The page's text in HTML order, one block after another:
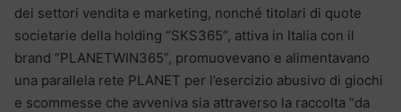
dei settori vendita e marketing, nonché titolari di quote
societarie della holding “SKS365”, attiva in Italia con il
brand “PLANETWIN365”, promuovevano e alimentavano
una parallela rete PLANET per l’esercizio abusivo di giochi
e scommesse che avveniva sia attraverso la raccolta “da